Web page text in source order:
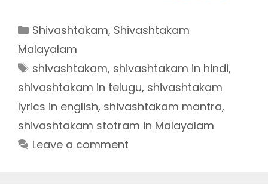
Categories
Shivashtakam, Shivashtakam
Malayalam
Tags
shivashtakam, shivashtakam in hindi,
shivashtakam in telugu, shivashtakam
lyrics in english, shivashtakam mantra,
shivashtakam stotram in Malayalam
Leave a comment